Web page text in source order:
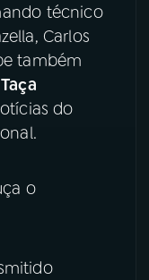
técnico
Carlos
também
Taça
do
o